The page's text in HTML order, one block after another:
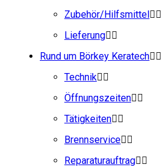
Zubehör/Hilfsmittel
Lieferung
Rund um Börkey Keratech
Technik
Öffnungszeiten
Tätigkeiten
Brennservice
Reparaturauftrag